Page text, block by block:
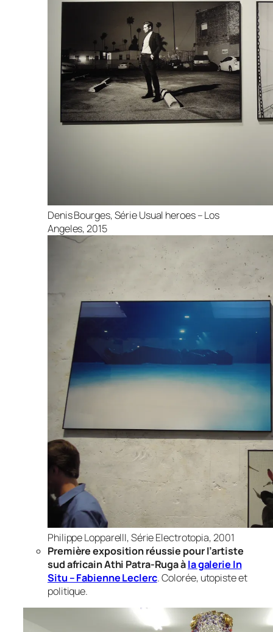
Denis Bourges, Série Usual heroes – Los
Angeles, 2015
Philippe LopparellI, Série Electrotopia, 2001
Première exposition réussie pour l’artiste
sud africain Athi Patra-Ruga àla galerie In
Situ – Fabienne Leclerc. Colorée, utopiste et
politique.